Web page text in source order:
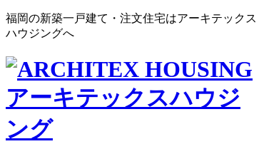
福岡の新築一戸建て・注文住宅はアーキテックス
ハウジングへ